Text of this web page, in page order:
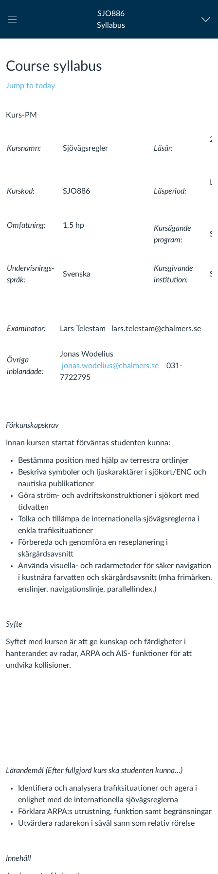
Navigation
SJO886
Syllabus
Course syllabus
Jump to today
Kurs-PM
Kursnamn: Sjövägsregler Läsår:
Kurskod: SJO886 Läsperiod:
Omfattning: 1,5 hp
Kursägande
program:
Undervisnings-
språk:
Svenska
Kursgivande
institution:
Examinator: Lars Telestam lars.telestam@chalmers.se
Övriga
inblandade:
Jonas Wodelius
jonas.wodelius@chalmers.se 031-
7722795
Förkunskapskrav
Innan kursen startat förväntas studenten kunna:
Bestämma position med hjälp av terrestra ortlinjer
Beskriva symboler och ljuskaraktärer i sjökort/ENC och
nautiska publikationer
Göra ström- och avdriftskonstruktioner i sjökort med
tidvatten
Tolka och tillämpa de internationella sjövägsreglerna i
enkla trafiksituationer
Förbereda och genomföra en reseplanering i
skärgårdsavsnitt
Använda visuella- och radarmetoder för säker navigation
i kustnära farvatten och skärgårdsavsnitt (mha frimärken,
enslinjer, navigationslinje, parallellindex.)
Syfte
Syftet med kursen är att ge kunskap och färdigheter i
hanterandet av radar, ARPA och AIS- funktioner för att
undvika kollisioner.
Lärandemål (Efter fullgjord kurs ska studenten kunna…)
Identifiera och analysera trafiksituationer och agera i
enlighet med de internationella sjövägsreglerna
Förklara ARPA:s utrustning, funktion samt begränsningar
Utvärdera radarekon i såväl sann som relativ rörelse
Innehåll